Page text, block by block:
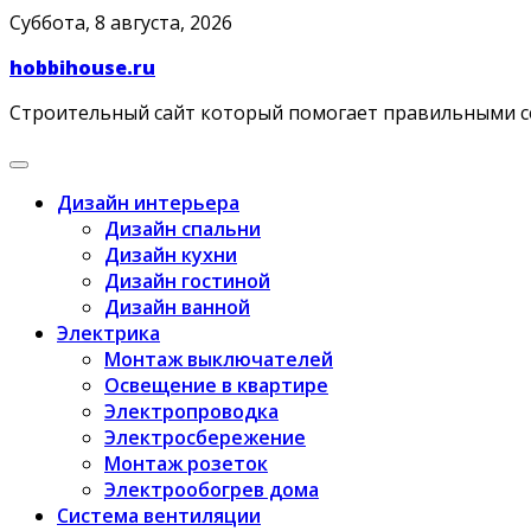
Skip
content
Суббота, 8 августа, 2026
hobbihouse.ru
Строительный сайт который помогает правильными
Дизайн интерьера
Дизайн спальни
Дизайн кухни
Дизайн гостиной
Дизайн ванной
Электрика
Монтаж выключателей
Освещение в квартире
Электропроводка
Электросбережение
Монтаж розеток
Электрообогрев дома
Система вентиляции